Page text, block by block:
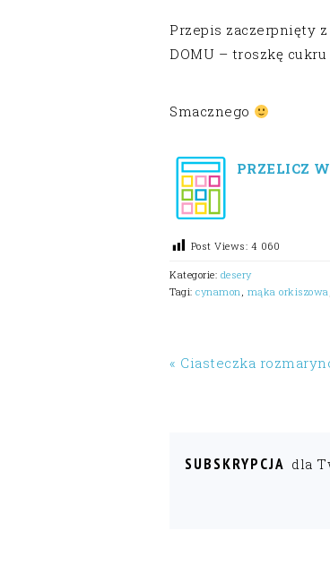
Przepis zaczerpnięty
DOMU – troszkę
Smacznego
PRZELICZ
Post Views: 4 060
Kategorie: desery
Tagi: cynamon, mąka orkiszowa
« Ciasteczka
SUBSKRYPCJA dla